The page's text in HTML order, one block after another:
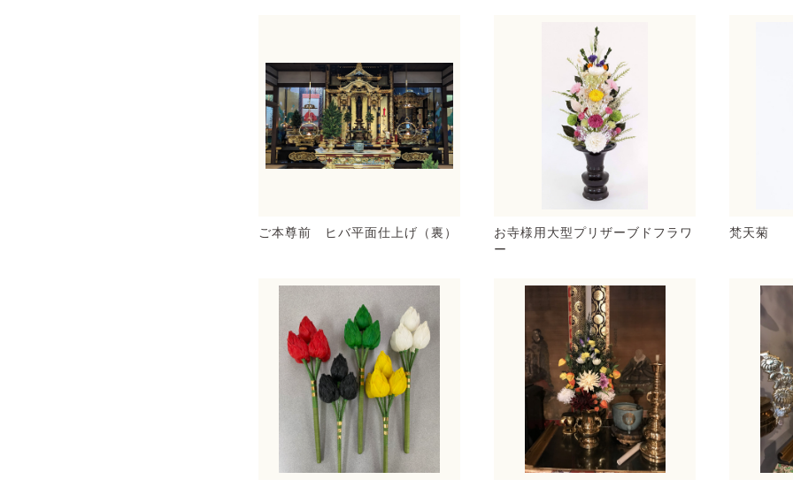
ご本尊前 ヒバ平面仕上げ（裏）
お寺様用大型プリザーブドフラワ
ー
梵天菊